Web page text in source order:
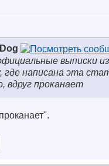
выписки
где написана эта
вдруг проканает